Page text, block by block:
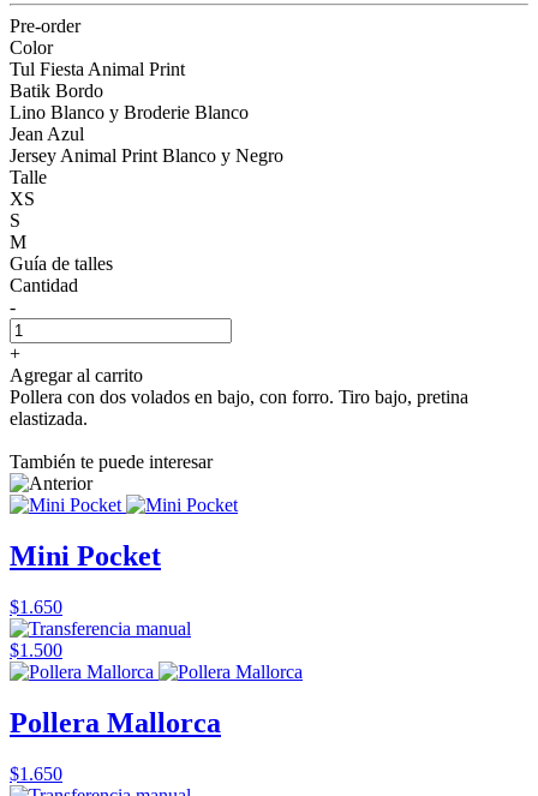
Pre-order
Color
Tul Fiesta Animal Print
Batik Bordo
Lino Blanco y Broderie Blanco
Jean Azul
Jersey Animal Print Blanco y Negro
Talle
XS
S
M
Guía de talles
Cantidad
-
+
Agregar al carrito
Pollera con dos volados en bajo, con forro. Tiro bajo, pretina
elastizada.
También te puede interesar
Mini Pocket
$1.650
$1.500
Pollera Mallorca
$1.650